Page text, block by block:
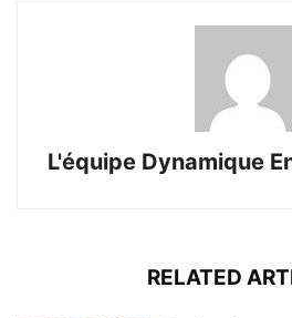
L'équipe Dynamique
RELATED